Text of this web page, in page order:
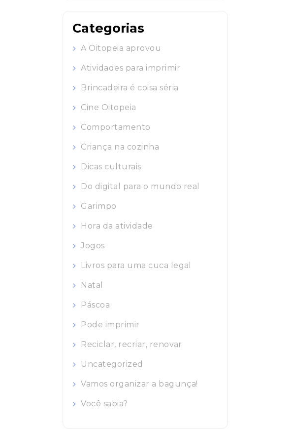
Categorias
A Oitopeia aprovou
Atividades para imprimir
Brincadeira é coisa séria
Cine Oitopeia
Comportamento
Criança na cozinha
Dicas culturais
Do digital para o mundo real
Garimpo
Hora da atividade
Jogos
Livros para uma cuca legal
Natal
Páscoa
Pode imprimir
Reciclar, recriar, renovar
Uncategorized
Vamos organizar a bagunça!
Você sabia?